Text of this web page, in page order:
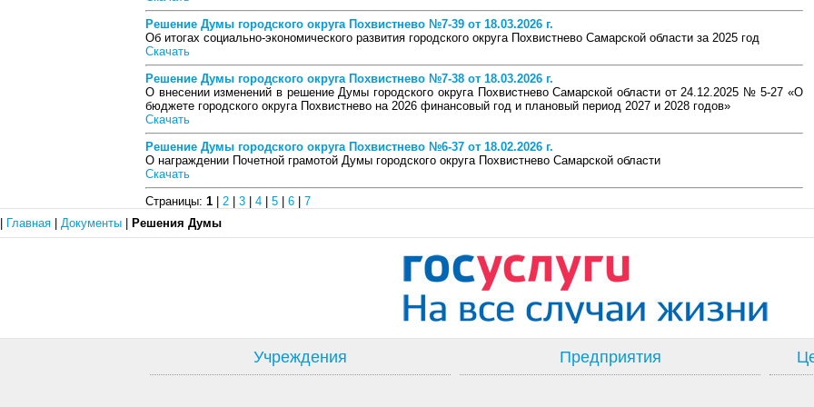
Решение Думы городского округа Похвистнево №7-39 от 18.03.2026 г.
Об итогах социально-экономического развития городского округа Похвистнево Самарской области за 2025 год
Скачать
Решение Думы городского округа Похвистнево №7-38 от 18.03.2026 г.
О внесении изменений в решение Думы городского округа Похвистнево Самарской области от 24.12.2025 № 5-27 «О
бюджете городского округа Похвистнево на 2026 финансовый год и плановый период 2027 и 2028 годов»
Скачать
Решение Думы городского округа Похвистнево №6-37 от 18.02.2026 г.
О награждении Почетной грамотой Думы городского округа Похвистнево Самарской области
Скачать
Страницы: 1 2 3 4 5 6 7
Главная Документы Решения Думы
Учреждения Предприятия